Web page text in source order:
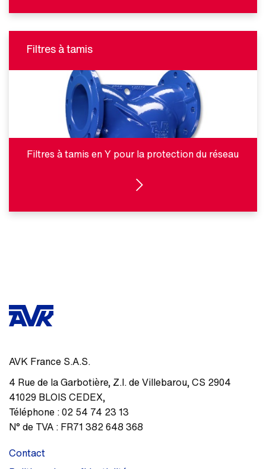
Filtres à tamis
Filtres à tamis en Y pour la protection du réseau
VOIR LES PRODUITS
AVK France S.A.S.
4 Rue de la Garbotière, Z.I. de Villebarou, CS 2904
41029 BLOIS CEDEX,
Téléphone :02 54 74 23 13
N° de TVA : FR71 382 648 368
Contact